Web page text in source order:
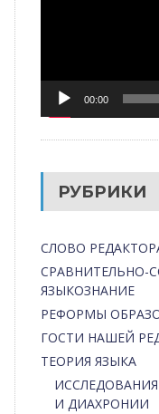
00:00
РУБРИКИ
СЛОВО
СРАВНИТЕЛЬНО-
ЯЗЫКОЗНАНИЕ
РЕФОРМЫ
ГОСТИ НАШЕЙ
ТЕОРИЯ ЯЗЫКА
И ДИАХРОНИИ